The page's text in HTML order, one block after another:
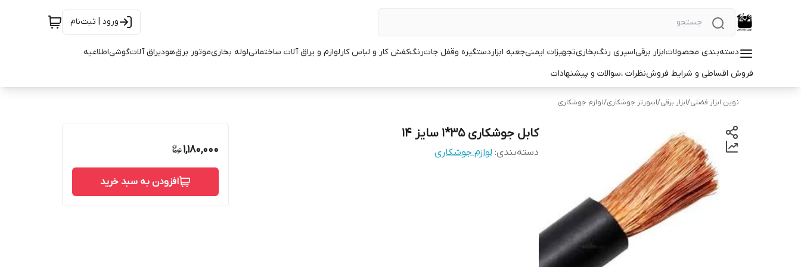
ورود | ثبت‌نام
دسته‌بندی محصولاتابزار برقیاسپری رنگبخاریتجهیزات ایمنیجعبه ابزاردستگیره وقفل جاترنگکفش کار و لباس کارلوازم و یراق آلات ساختمانیلوله بخاریموتور برقهودیراق آلاتگوشیاطلاعیه
فروش اقساطی و شرایط فروشنظرات ،سوالات و پیشنهادات
نوین ابزار فضلی/ابزار برقی/اینورتر جوشکاری/لوازم جوشکاری
کابل جوشکاری 35*1 سایز 14
دسته‌بندی: لوازم جوشکاری 1,180,000
افزودن به سبد خرید